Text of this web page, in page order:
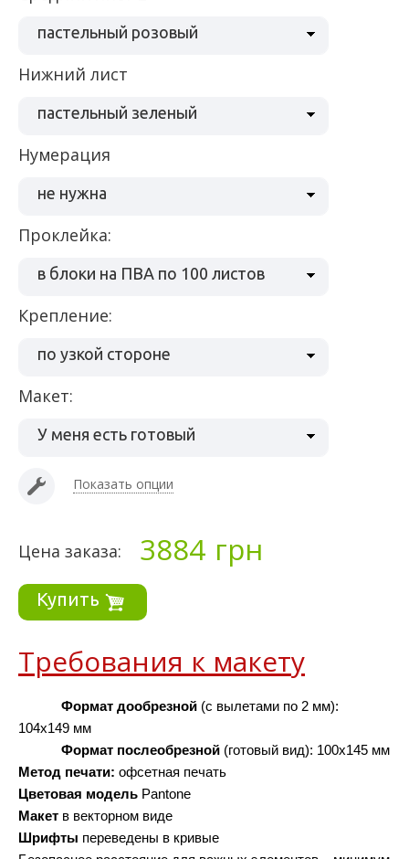
пастельный розовый
Нижний лист
пастельный зеленый
Нумерация
не нужна
Проклейка:
в блоки на ПВА по 100 листов
Крепление:
по узкой стороне
Макет:
У меня есть готовый
Показать опции
Цена заказа: 3884 грн
Купить
Требования к макету
Формат дообрезной (с вылетами по 2 мм):
104х149 мм
Формат послеобрезной (готовый вид): 100х145 мм
Метод печати: офсетная печать
Цветовая модель Pantone
Макет в векторном виде
Шрифты переведены в кривые